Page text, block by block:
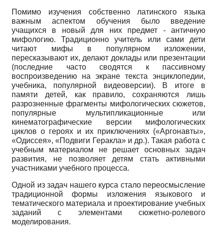
Помимо изучения собственно латинского языка
важным аспектом обучения было введение
учащихся в новый для них предмет - античную
мифологию. Традиционно учитель или сами дети
читают мифы в популярном изложении,
пересказывают их, делают доклады или презентации
(последние часто сводятся к пассивному
воспроизведению на экране текста энциклопедии,
учебника, популярной видеоверсии). В итоге в
памяти детей, как правило, сохраняются лишь
разрозненные фрагменты мифологических сюжетов,
популярные мультипликационные или
кинематографические версии мифологических
циклов о героях и их приключениях («Аргонавты»,
«Одиссея», «Подвиги Геракла» и др.). Такая работа с
учебным материалом не решает основных задач
развития, не позволяет детям стать активными
участниками учебного процесса.
Одной из задач нашего курса стало переосмысление
традиционной формы изложения языкового и
тематического материала и проектирование учебных
заданий с элементами сюжетно-ролевого
моделирования.